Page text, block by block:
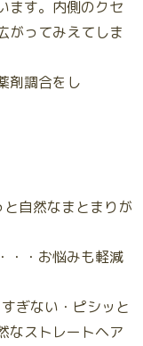
ます。内側のクセ
がってみえてしま
剤調合をし
自然なまとまりが
・・お悩みも軽減
ぎない・ピシッと
なストレートヘア